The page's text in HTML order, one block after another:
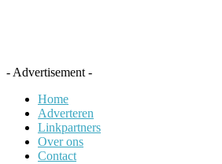
- Advertisement -
Home
Adverteren
Linkpartners
Over ons
Contact